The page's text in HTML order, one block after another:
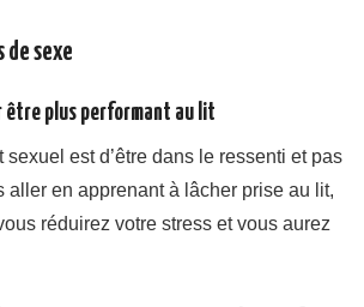
de sexe
être plus performant au lit
est d’être dans le ressenti et pas
en apprenant à lâcher prise au lit,
réduirez votre stress et vous aurez